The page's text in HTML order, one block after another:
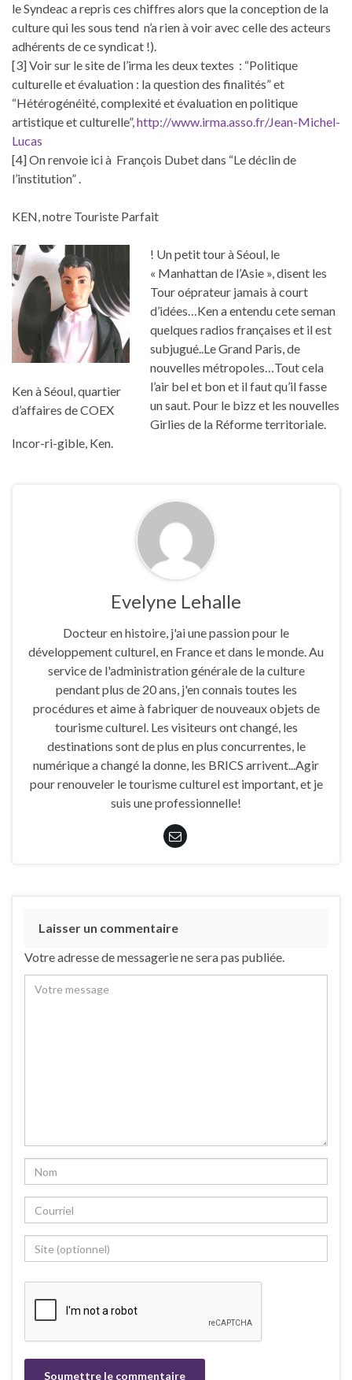
le Syndeac a repris ces chiffres alors que la conception de la
culture qui les sous tend n’a rien à voir avec celle des acteurs
adhérents de ce syndicat !).
[3] Voir sur le site de l’irma les deux textes : “Politique
culturelle et évaluation : la question des finalités” et
“Hétérogénéité, complexité et évaluation en politique
artistique et culturelle”,http://www.irma.asso.fr/Jean-Michel-
Lucas
[4] On renvoie ici à François Dubet dans “Le déclin de
l’institution” .
KEN, notre Touriste Parfait
Ken à Séoul, quartier
d’affaires de COEX
! Un petit tour à Séoul, le
« Manhattan de l’Asie », disent les
Tour oéprateur jamais à court
d’idées…Ken a entendu cete seman
quelques radios françaises et il est
subjugué..Le Grand Paris, de
nouvelles métropoles…Tout cela
l’air bel et bon et il faut qu’il fasse
un saut. Pour le bizz et les nouvelles
Girlies de la Réforme territoriale.
Incor-ri-gible, Ken.
Evelyne Lehalle
Docteur en histoire, j'ai une passion pour le
développement culturel, en France et dans le monde. Au
service de l'administration générale de la culture
pendant plus de 20 ans, j'en connais toutes les
procédures et aime à fabriquer de nouveaux objets de
tourisme culturel. Les visiteurs ont changé, les
destinations sont de plus en plus concurrentes, le
numérique a changé la donne, les BRICS arrivent...Agir
pour renouveler le tourisme culturel est important, et je
suis une professionnelle!
Laisser un commentaire
Votre adresse de messagerie ne sera pas publiée.